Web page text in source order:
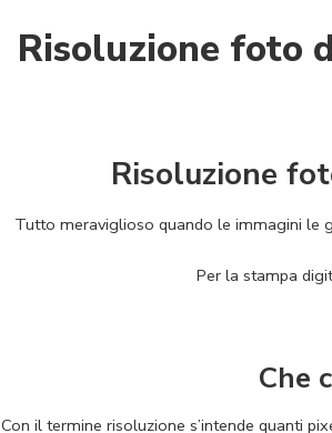
Risoluzione foto
Risoluzione
Tutto meraviglioso quando le immagini le
Per la stampa
Che
Con il termine risoluzione s’intende quanti